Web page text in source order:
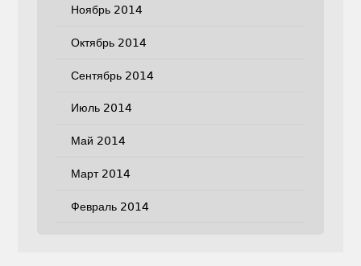
Ноябрь 2014
Октябрь 2014
Сентябрь 2014
Июль 2014
Май 2014
Март 2014
Февраль 2014